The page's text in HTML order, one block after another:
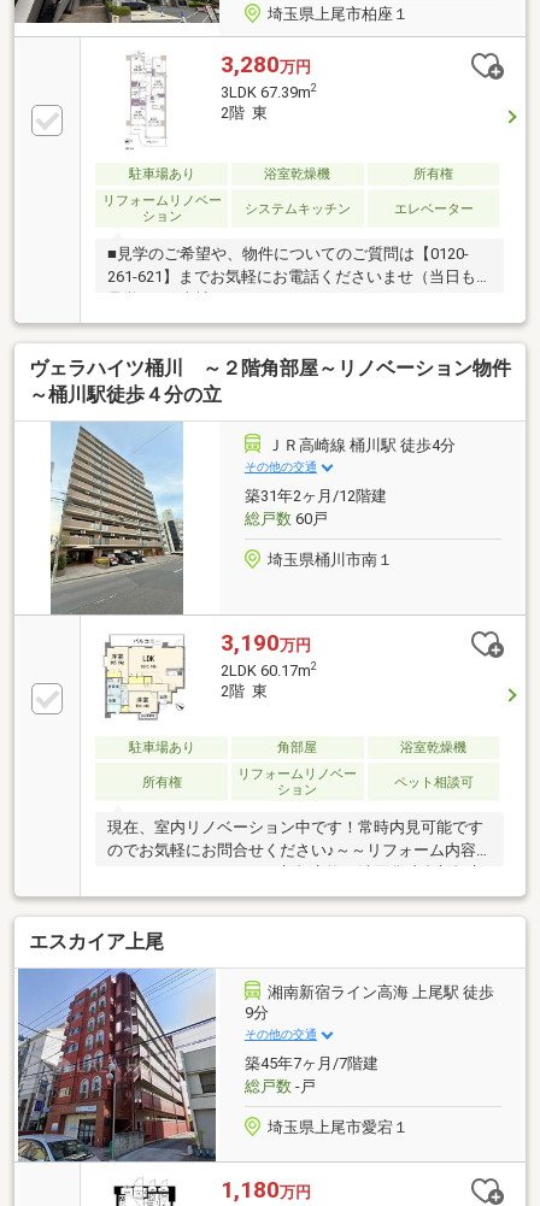
埼玉県上尾市柏座１
3,280万円
3LDK 67.39m2
2階 東
駐車場あり 浴室乾燥機
所有権
リフォームリノベー
ション
システムキッチン エレベーター
■見学のご希望や、物件についてのご質問は【0120-
261-621】までお気軽にお電話くださいませ（当日も
ス（東証プライム上場）のグループ会社です○令和8年
4月30日 リフォーム済み『アフターサービス保証
付』 ＊ 特典 ＊給排水設備・水廻りなどのアフタ
ーサービス期間を“2年→最長10年”に延長いたします。
変更または終了する場合がございます。・クロス・
CF・フローリング張替・建具交換・キッチン交換・ユ
ニットバス交換・トイレ交換・洗面台交換・給湯器交
換・照明取付など
ヴェラハイツ桶川 ～２階角部屋～リノベーション物件
～桶川駅徒歩４分の立
ＪＲ高崎線 桶川駅 徒歩4分
その他の交通
築31年2ヶ月/12階建
総戸数60戸
埼玉県桶川市南１
3,190万円
2LDK 60.17m2
2階 東
駐車場あり 角部屋 浴室乾燥機
所有権
リフォームリノベー
ション
ペット相談可
現在、室内リノベーション中です！常時内見可能です
のでお気軽にお問合せください♪～～リフォーム内容
換・温水洗浄機能付きトイレ新規交換・洗濯機防水パ
ン新規交換・フローリング張替・建具新規交換・クッ
ションフロア張替・クロス張替・シーリングライト取
付・ダウンライト設置・カーテンレール取付・ハウス
クリーニング施工
エスカイア上尾
湘南新宿ライン高海 上尾駅 徒歩
9分
その他の交通
築45年7ヶ月/7階建
総戸数-戸
埼玉県上尾市愛宕１
1,180万円